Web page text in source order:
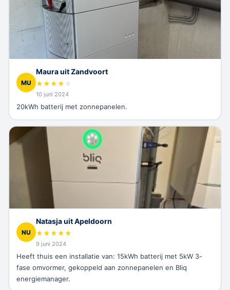
MU
Maura uit Zandvoort
★★★★ ★
10 juni 2024
20kWh batterij met zonnepanelen.
NU
Natasja uit Apeldoorn
★★★★★
9 juni 2024
Heeft thuis een installatie van: 15kWh batterij met 5kW 3-
fase omvormer, gekoppeld aan zonnepanelen en Bliq
energiemanager.